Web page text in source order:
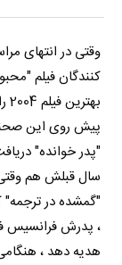
کنندگان فیلم
پیش روی این صحنه
"پدر خوانده"
سال قبلش هم وقتی
"گمشده در ترجمه"
، پدرش فرانسیس
هدیه دهد ،